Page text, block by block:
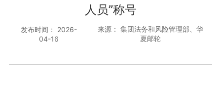
人员”称号
发布时间： 2026-
04-16
来源： 集团法务和风险管理部、华
夏邮轮